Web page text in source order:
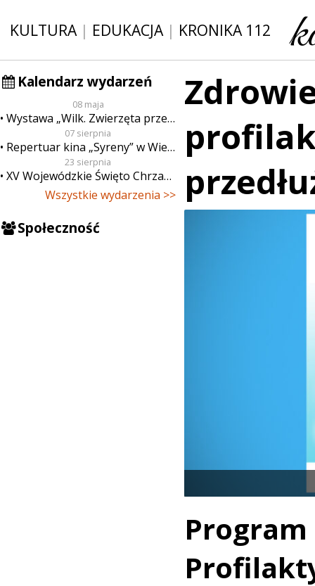
KULTURA| EDUKACJA| KRONIKA 112
Kalendarz wydarzeń
08 maja
Wystawa „Wilk. Zwierzęta przeklęte”
07 sierpnia
Repertuar kina „Syreny” w Wieluniu w dn. od 7 do 13 sierpnia
23 sierpnia
XV Wojewódzkie Święto Chrzanu
Wszystkie wydarzenia >>
Społeczność